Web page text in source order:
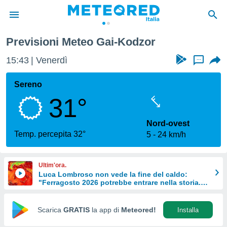
di
per
le
di
Web
Previsioni Meteo Gai-Kodzor
15:43 Venerdì ...
Sereno
31°
Temp. percepita 32°
Nord-ovest
5
24 km/h
Ultim'ora.
Luca Lombroso non vede la fine del caldo:
"Ferragosto 2026 potrebbe entrare nella storia.
Scarica GRATIS la app di Meteored! Installa